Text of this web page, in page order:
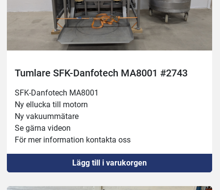
Tumlare SFK-Danfotech MA8001 #2743
SFK-Danfotech MA8001
Ny ellucka till motorn
Ny vakuummätare
Se gärna videon
För mer information kontakta oss
Lägg till i varukorgen